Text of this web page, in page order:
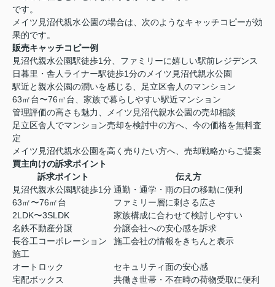
です。
メイツ見沼代親水公園の場合は、次のようなキャッチコピーが効
果的です。
販売キャッチコピー例
見沼代親水公園駅徒歩1分、ファミリーに嬉しい駅前レジデンス
日暮里・舎人ライナー駅徒歩1分のメイツ見沼代親水公園
駅近と親水公園の潤いを感じる、足立区舎人のマンション
63㎡台〜76㎡台、家族で暮らしやすい駅近マンション
管理評価の高さも魅力、メイツ見沼代親水公園の売却相談
足立区舎人でマンション売却を検討中の方へ、今の価格を無料査
定
メイツ見沼代親水公園を高く売りたい方へ、売却戦略からご提案
買主向けの訴求ポイント
訴求ポイント
伝え方
見沼代親水公園駅徒歩1分通勤・通学・雨の日の移動に便利
63㎡〜76㎡台
ファミリー層に刺さる広さ
2LDK〜3SLDK
家族構成に合わせて検討しやすい
名鉄不動産分譲
分譲会社への安心感を訴求
長谷工コーポレーション
施工
施工会社の情報をきちんと表示
オートロック
セキュリティ面の安心感
宅配ボックス
共働き世帯・不在時の荷物受取に便利